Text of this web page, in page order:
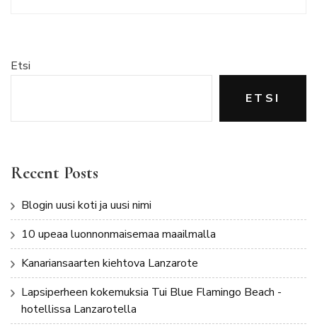
Etsi
ETSI
Recent Posts
Blogin uusi koti ja uusi nimi
10 upeaa luonnonmaisemaa maailmalla
Kanariansaarten kiehtova Lanzarote
Lapsiperheen kokemuksia Tui Blue Flamingo Beach -
hotellissa Lanzarotella